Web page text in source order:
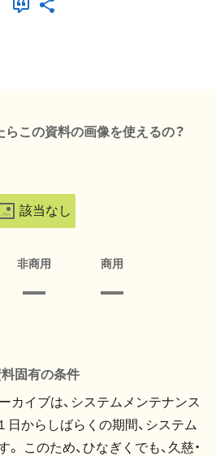
らこの資料の画像を使えるの？
該当なし
非商用 商用
固有の条件
カイブは、システムメンテナンス
日からしばらくの期間、システム
このため、ひなぎくでも、久慈・